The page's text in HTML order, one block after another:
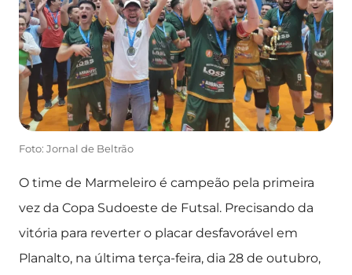
Foto: Jornal de Beltrão
O time de Marmeleiro é campeão pela primeira
vez da Copa Sudoeste de Futsal. Precisando da
vitória para reverter o placar desfavorável em
Planalto, na última terça-feira, dia 28 de outubro,